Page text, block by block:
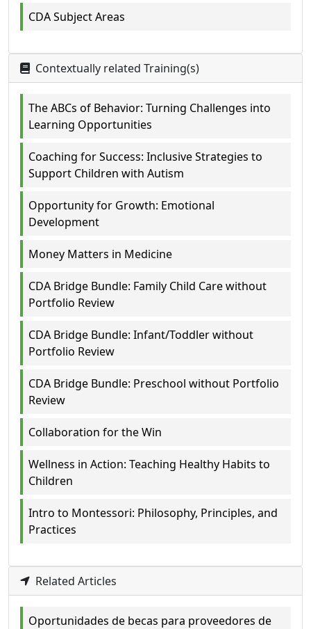
CDA Subject Areas
Contextually related Training(s)
The ABCs of Behavior: Turning Challenges into
Learning Opportunities
Coaching for Success: Inclusive Strategies to
Support Children with Autism
Opportunity for Growth: Emotional
Development
Money Matters in Medicine
CDA Bridge Bundle: Family Child Care without
Portfolio Review
CDA Bridge Bundle: Infant/Toddler without
Portfolio Review
CDA Bridge Bundle: Preschool without Portfolio
Review
Collaboration for the Win
Wellness in Action: Teaching Healthy Habits to
Children
Intro to Montessori: Philosophy, Principles, and
Practices
Related Articles
Oportunidades de becas para proveedores de